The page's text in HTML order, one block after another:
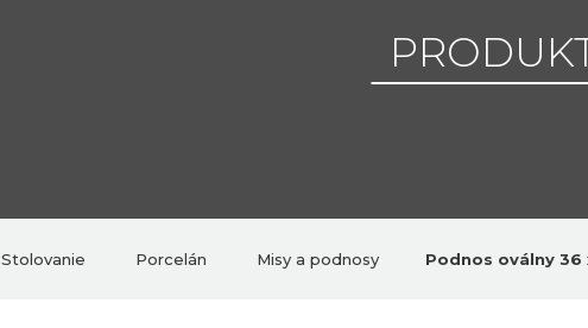
Stolovanie Porcelán Misy a podnosy Podnos oválny 36